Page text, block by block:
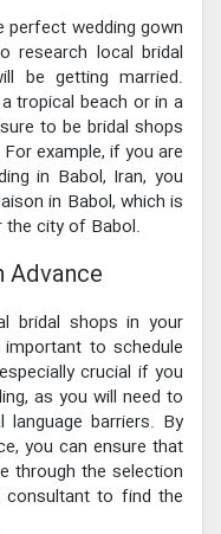
wedding gown
research local bridal
be getting married.
tropical beach or in a
to be bridal shops
example, if you are
in Babol, Iran, you
in Babol, which is
city of Babol.
Advance
bridal shops in your
to schedule
crucial if you
as you will need to
barriers. By
you can ensure that
through the selection
to find the